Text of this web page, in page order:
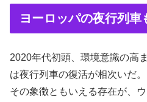
ヨーロッパの夜行列車
2020年代初頭、環境意識の高
は夜行列車の復活が相次いだ。
その象徴ともいえる存在が、